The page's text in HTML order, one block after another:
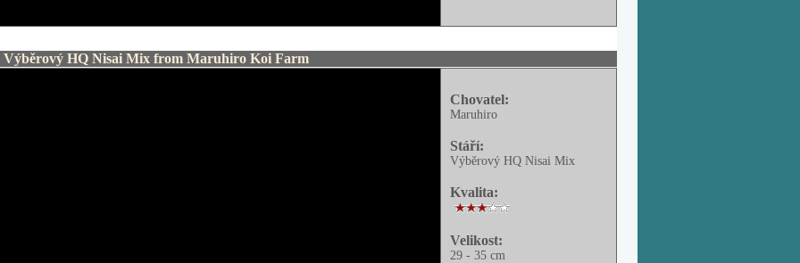
HQ Nisai Mix from Maruhiro Koi Farm
Chovatel:
Maruhiro
Stáří:
Výběrový HQ Nisai Mix
Kvalita:
Velikost:
29 - 35 cm